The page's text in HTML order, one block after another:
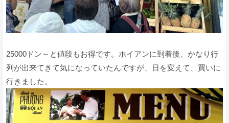
25000ドン～と値段もお得です。ホイアンに到着後、かなり行
列が出来てきて気になっていたんですが、日を変えて、買いに
行きました。